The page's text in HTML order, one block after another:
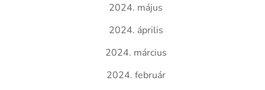
2024. május
2024. április
2024. március
2024. február